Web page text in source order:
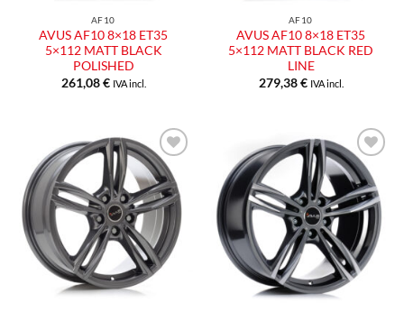
AF10
AVUS AF10 8×18 ET35
5×112 MATT BLACK
POLISHED
261,08€ IVA incl.
AF10
AVUS AF10 8×18 ET35
5×112 MATT BLACK RED
LINE
279,38€ IVA incl.